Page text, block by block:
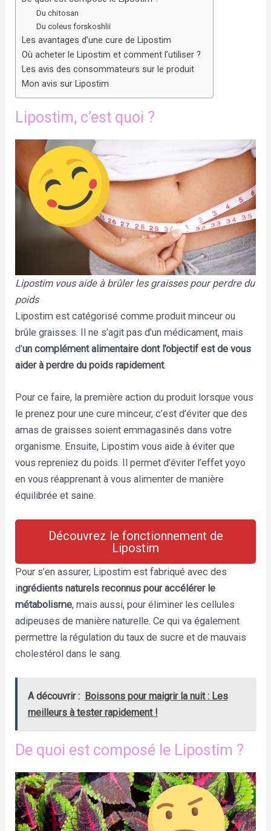
Du chitosan
Du coleus forskoshlii
Les avantages d’une cure de Lipostim
Où acheter le Lipostim et comment l’utiliser ?
Les avis des consommateurs sur le produit
Mon avis sur Lipostim
Lipostim, c’est quoi ?
Lipostim vous aide à brûler les graisses pour perdre du
poids
Lipostim est catégorisé comme produit minceur ou
brûle graisses. Il ne s’agit pas d’un médicament, mais
d’un complément alimentaire dont l’objectif est de vous
aider à perdre du poids rapidement.
Pour ce faire, la première action du produit lorsque vous
le prenez pour une cure minceur, c’est d’éviter que des
amas de graisses soient emmagasinés dans votre
organisme. Ensuite, Lipostim vous aide à éviter que
vous repreniez du poids. Il permet d’éviter l’effet yoyo
en vous réapprenant à vous alimenter de manière
équilibrée et saine.
Découvrez le fonctionnement de
Lipostim
Pour s’en assurer, Lipostim est fabriqué avec des
ingrédients naturels reconnus pour accélérer le
métabolisme, mais aussi, pour éliminer les cellules
adipeuses de manière naturelle. Ce qui va également
permettre la régulation du taux de sucre et de mauvais
cholestérol dans le sang.
A découvrir : Boissons pour maigrir la nuit : Les
meilleurs à tester rapidement !
De quoi est composé le Lipostim ?